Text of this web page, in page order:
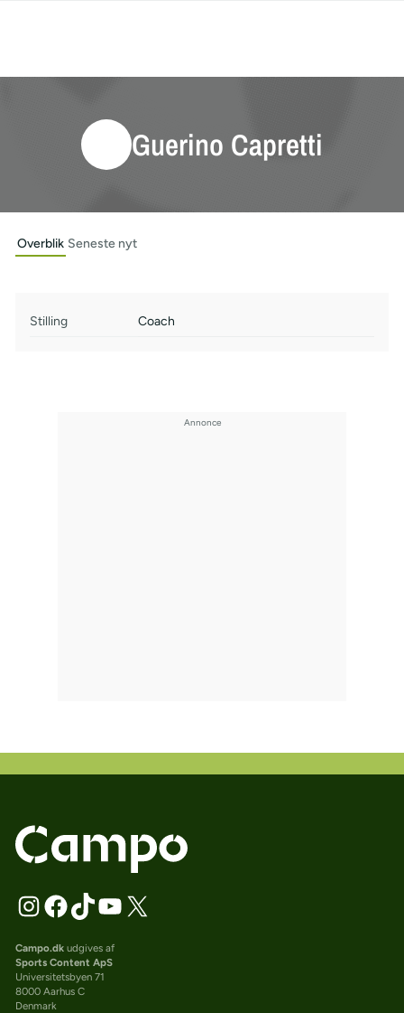
Guerino Capretti
Overblik Seneste nyt
Stilling Coach
Campo.dkudgives af
Sports Content ApS
Universitetsbyen 71
8000 Aarhus C
Denmark